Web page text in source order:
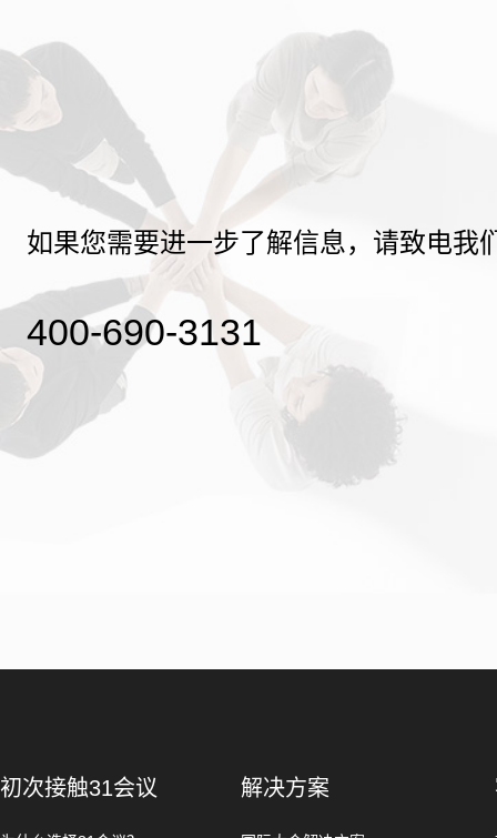
如果您需要进一步了解信息，请致电我
400-690-3131
初次接触31会议 解决方案